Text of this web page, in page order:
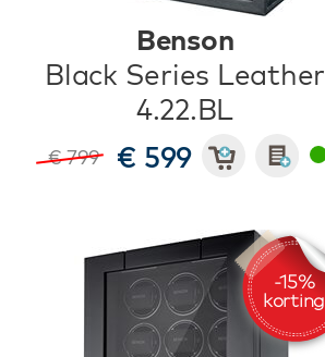
Benson
Black Series Leather
4.22.BL
€ 799 € 599